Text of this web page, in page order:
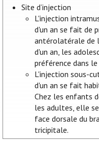
Site d’injection
L'injection
d'un an se fait de
antérolatérale de
d'un an, les
préférence dans
L'injection sous-
d'un an se fait
Chez les enfants
les adultes, elle
face dorsale du
tricipitale.